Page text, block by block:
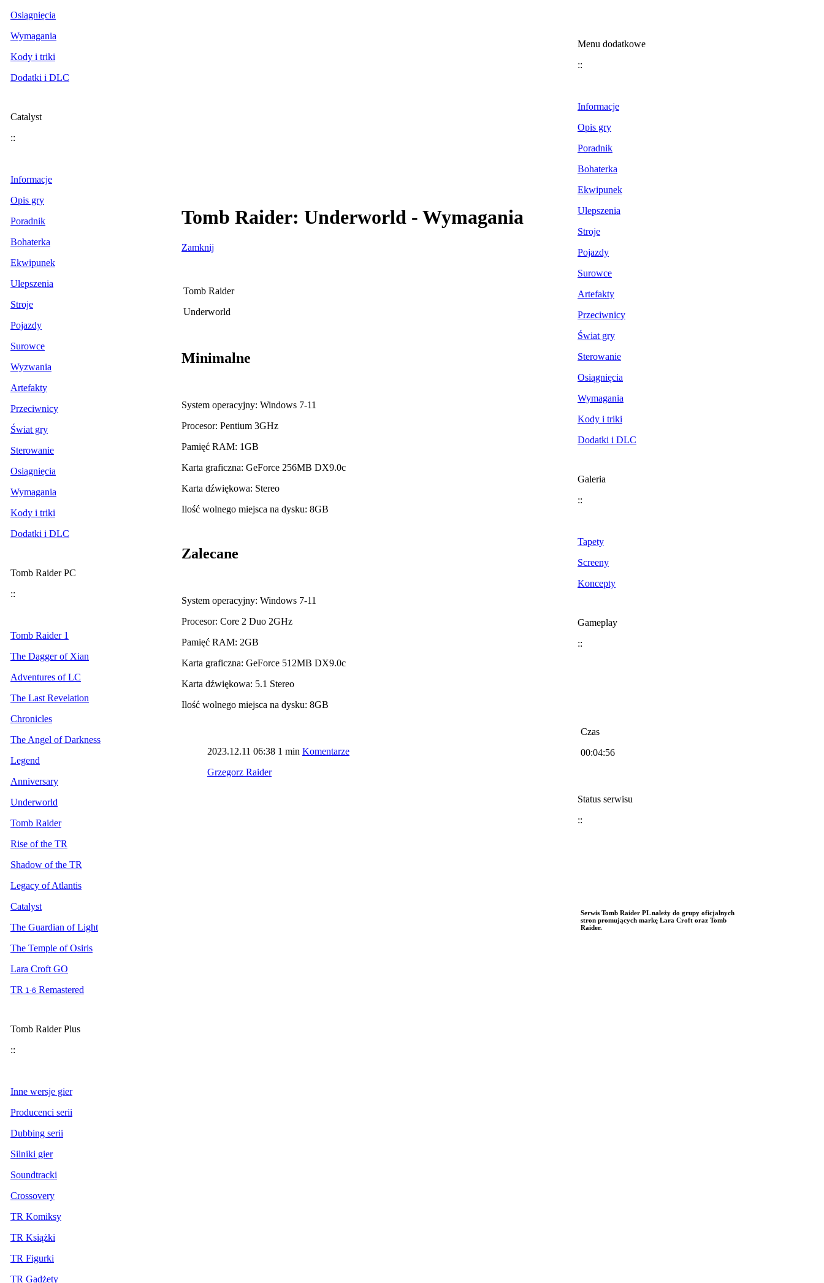
Osiągnięcia
Wymagania
Kody i triki
Dodatki i DLC
Catalyst
::
Informacje
Opis gry
Poradnik
Bohaterka
Ekwipunek
Ulepszenia
Stroje
Pojazdy
Surowce
Wyzwania
Artefakty
Przeciwnicy
Świat gry
Sterowanie
Osiągnięcia
Wymagania
Kody i triki
Dodatki i DLC
Tomb Raider PC
::
Tomb Raider 1
The Dagger of Xian
Adventures of LC
The Last Revelation
Chronicles
The Angel of Darkness
Legend
Anniversary
Underworld
Tomb Raider
Rise of the TR
Shadow of the TR
Legacy of Atlantis
Catalyst
The Guardian of Light
The Temple of Osiris
Lara Croft GO
TR 1-6 Remastered
Tomb Raider Plus
::
Inne wersje gier
Producenci serii
Dubbing serii
Silniki gier
Soundtracki
Crossovery
TR Komiksy
TR Książki
TR Figurki
TR Gadżety
Tomb Raider: Underworld - Wymagania
Zamknij
Tomb Raider
Underworld
Minimalne
System operacyjny: Windows 7-11
Procesor: Pentium 3GHz
Pamięć RAM: 1GB
Karta graficzna: GeForce 256MB DX9.0c
Karta dźwiękowa: Stereo
Ilość wolnego miejsca na dysku: 8GB
Zalecane
System operacyjny: Windows 7-11
Procesor: Core 2 Duo 2GHz
Pamięć RAM: 2GB
Karta graficzna: GeForce 512MB DX9.0c
Karta dźwiękowa: 5.1 Stereo
Ilość wolnego miejsca na dysku: 8GB
2023.12.11 06:38 1 min Komentarze
Grzegorz Raider
Menu dodatkowe
::
Informacje
Opis gry
Poradnik
Bohaterka
Ekwipunek
Ulepszenia
Stroje
Pojazdy
Surowce
Artefakty
Przeciwnicy
Świat gry
Sterowanie
Osiągnięcia
Wymagania
Kody i triki
Dodatki i DLC
Galeria
::
Tapety
Screeny
Koncepty
Gameplay
::
Czas
00:04:56
Status serwisu
::
Serwis Tomb Raider PL należy do grupy oficjalnych
stron promujących markę Lara Croft oraz Tomb
Raider.